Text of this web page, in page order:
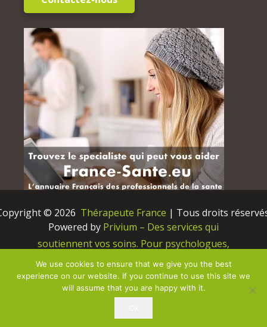
© 2026 Thérapeute France | Tous droits
Powered by Privium – Des services qui
soutiennent vos soins. Pour psychologues,
psychotherapeutes et hypnotherapeutes.
RGPD – Politique de Protection de la Vie Privée
We use cookies to ensure that we give you the best
experience on our website. If you continue to use this site we
will assume that you are happy with it.